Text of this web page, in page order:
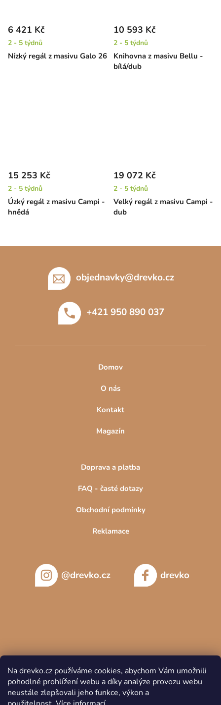
Na drevko.cz používáme cookies, abychom Vám umožnili
pohodlné prohlížení webu a díky analýze provozu webu
neustále zlepšovali jeho funkce, výkon a
Nízký regál z masivu Galo 26
6 421 Kč
2 - 5 týdnů
Knihovna z masivu Bellu -
bílá/dub
10 593 Kč
2 - 5 týdnů
Úzký regál z masivu Campi -
hnědá
15 253 Kč
2 - 5 týdnů
Velký regál z masivu Campi -
dub
19 072 Kč
2 - 5 týdnů
objednavky@drevko.cz
+421 950 890 037
Domov
O nás
Kontakt
Magazín
Doprava a platba
FAQ - časté dotazy
Obchodní podmínky
Reklamace
@drevko.cz drevko